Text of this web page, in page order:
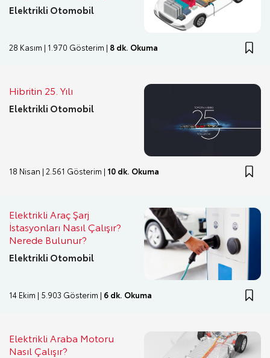
Elektrikli Otomobil
28 Kasım | 1.970 Gösterim | 8 dk. Okuma
Hibritin 25. Yılı
Elektrikli Otomobil
18 Nisan | 2.561 Gösterim | 10 dk. Okuma
Elektrikli Araç Şarj
İstasyonları Nasıl Çalışır?
Nerede Bulunur?
Elektrikli Otomobil
14 Ekim | 5.903 Gösterim | 6 dk. Okuma
Elektrikli Araba Motoru
Nasıl Çalışır?